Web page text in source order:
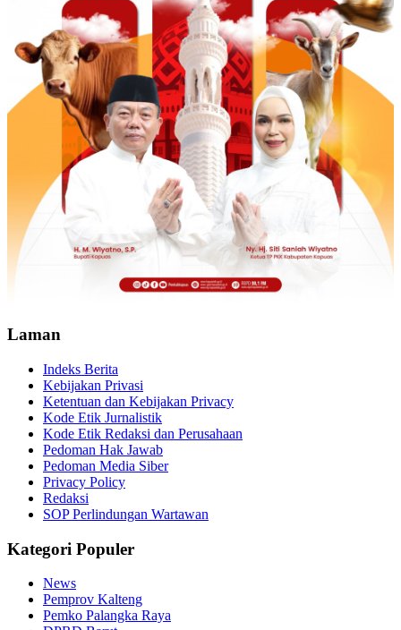
Laman
Indeks Berita
Kebijakan Privasi
Ketentuan dan Kebijakan Privacy
Kode Etik Jurnalistik
Kode Etik Redaksi dan Perusahaan
Pedoman Hak Jawab
Pedoman Media Siber
Privacy Policy
Redaksi
SOP Perlindungan Wartawan
Kategori Populer
News
Pemprov Kalteng
Pemko Palangka Raya